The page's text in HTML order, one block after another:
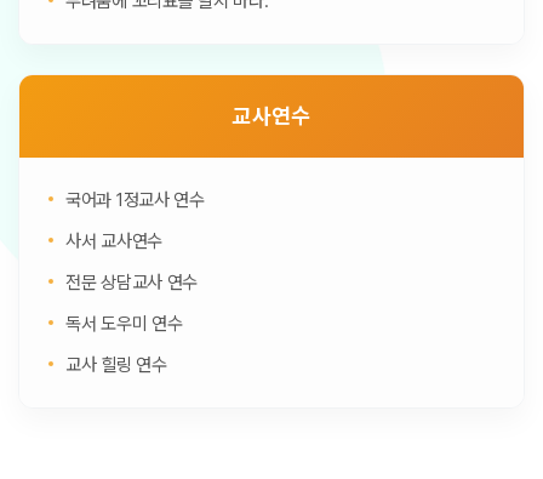
교사연수
국어과 1정교사 연수
사서 교사연수
전문 상담교사 연수
독서 도우미 연수
교사 힐링 연수